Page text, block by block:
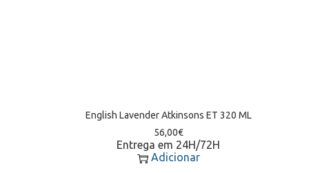
English Lavender Atkinsons ET 320 ML
56,00€
Entrega em 24H/72H
Adicionar